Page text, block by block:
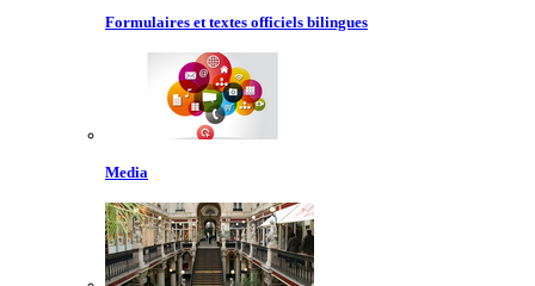
Formulaires et textes officiels bilingues
Media